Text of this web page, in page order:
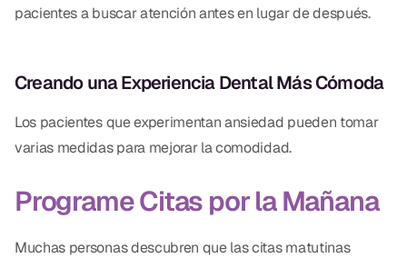
pacientes a buscar atención antes en lugar de después.
Creando una Experiencia Dental Más Cómoda
Los pacientes que experimentan ansiedad pueden tomar
varias medidas para mejorar la comodidad.
Programe Citas por la Mañana
Muchas personas descubren que las citas matutinas